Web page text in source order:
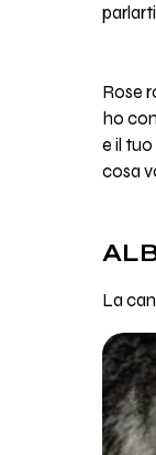
Rose
ho
e il
cosa
La